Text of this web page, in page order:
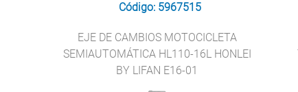
Código: 5967515
EJE DE CAMBIOS MOTOCICLETA
SEMIAUTOMÁTICA HL110-16L HONLEI
BY LIFAN E16-01